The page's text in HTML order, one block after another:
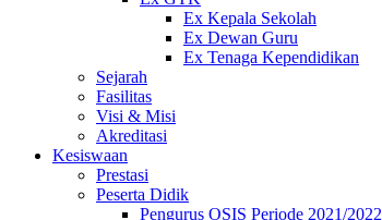
Ex Kepala Sekolah
Ex Dewan Guru
Ex Tenaga Kependidikan
Sejarah
Fasilitas
Visi & Misi
Akreditasi
Kesiswaan
Prestasi
Peserta Didik
Pengurus OSIS Periode 2021/2022